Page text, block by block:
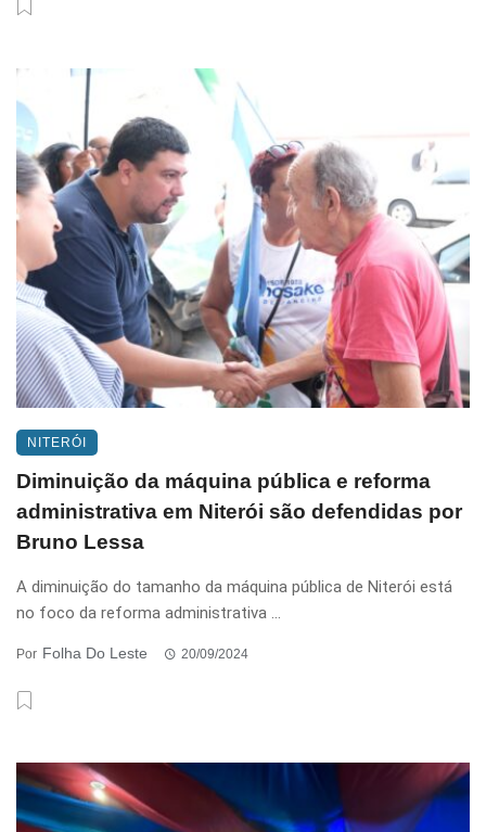
NITERÓI
Diminuição da máquina pública e reforma
administrativa em Niterói são defendidas por
Bruno Lessa
A diminuição do tamanho da máquina pública de Niterói está
no foco da reforma administrativa ...
Por Folha Do Leste 20/09/2024